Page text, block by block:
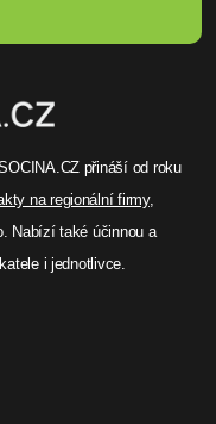
přináší od roku
na regionální firmy,
Nabízí také účinnou a
i jednotlivce.